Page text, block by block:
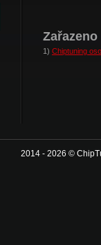
1) Chiptuning
2014 - 2026 ©